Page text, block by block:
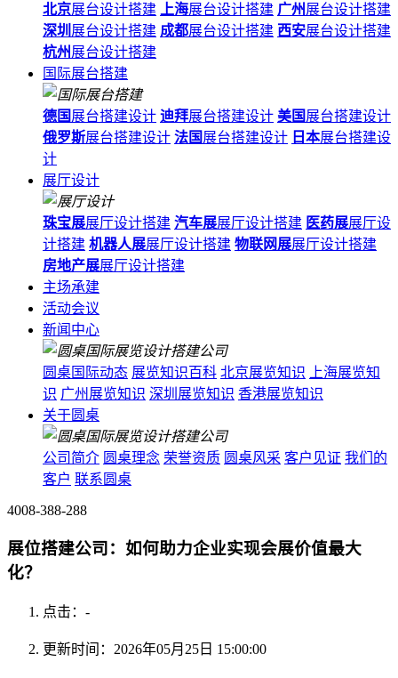
北京展台设计搭建 上海展台设计搭建 广州展台设计搭建
深圳 展台设计搭建 成都展台设计搭建 西安展台设计搭建
杭州展台设计搭建
国际展台搭建
德国 展台搭建设计 迪拜展台搭建设计 美国 展台搭建设计
俄罗斯展台搭建设计 法国 展台搭建设计 日本展台搭建设
计
展厅设计
珠宝展展厅设计搭建 汽车展展厅设计搭建 医药展展厅设
计搭建 机器人展展厅设计搭建 物联网展展厅设计搭建
房地产展展厅设计搭建
主场承建
活动会议
新闻中心
圆桌国际动态 展览知识百科 北京展览知识
上海展览知
识 广州展览知识 深圳展览知识 香港展览知识
关于圆桌
公司简介 圆桌理念 荣誉资质 圆桌风采 客户见证 我们的
客户 联系圆桌
4008-388-288
展位搭建公司：如何助力企业实现会展价值最大
化？
点击： -
更新时间：2026年05月25日 15:00:00